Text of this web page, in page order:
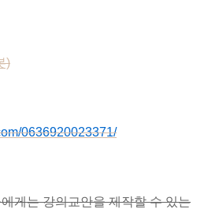
)
0636920023371/
게는 강의교안을 제작할 수 있는